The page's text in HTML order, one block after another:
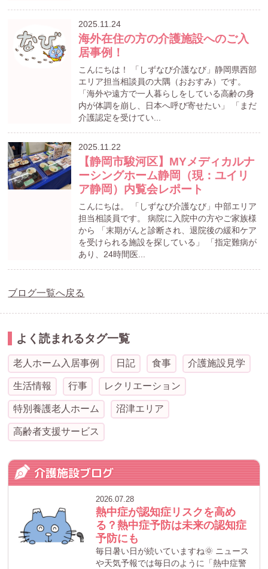
2025.11.24
海外在住の方の介護施設へのご入
居事例！
こんにちは！ 「しずなび介護なび」静岡県西部
エリア担当相談員の大隅（おおすみ）です。
「海外や遠方で一人暮らしをしている高齢の身
内が体調を崩し、日本へ呼び寄せたい」 「まだ
介護認定を受けてい...
2025.11.22
【静岡市駿河区】MYメディカルナ
ーシングホーム静岡（現：ユイリ
ア静岡）内覧会レポート
こんにちは。 「しずなび介護なび」中部エリア
担当相談員です。 病院に入院中の方やご家族様
から 「末期がんと診断され、退院後の緩和ケア
を受けられる施設を探している」 「指定難病が
あり、24時間医...
ブログ一覧へ戻る
よく読まれるタグ一覧
老人ホーム入居事例 日記 食事 介護施設見学
生活情報 行事 レクリエーション
特別養護老人ホーム 沼津エリア
高齢者支援サービス
介護施設ブログ
2026.07.28
熱中症が認知症リスクを高め
る？熱中症予防は未来の認知症
予防にも
毎日暑い日が続いていますね🌞 ニュース
や天気予報では毎日のように「熱中症警